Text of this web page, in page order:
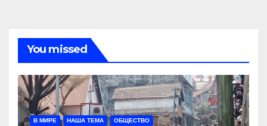
You missed
В МИРЕ НАША ТЕМА ОБЩЕСТВО